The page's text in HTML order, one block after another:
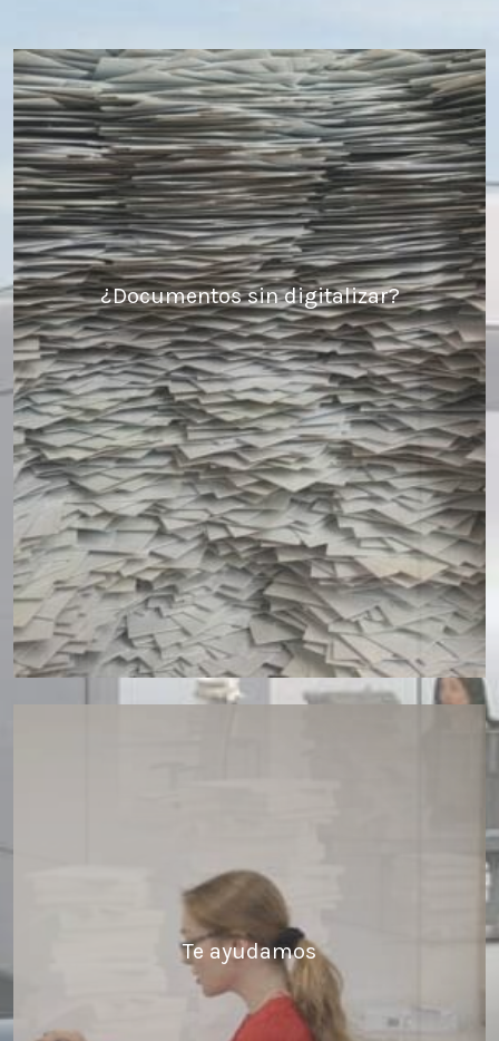
¿Documentos sin digitalizar?
Te ayudamos